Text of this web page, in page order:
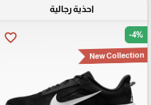
احذية رجالية
favorite_border -4%
New Collection